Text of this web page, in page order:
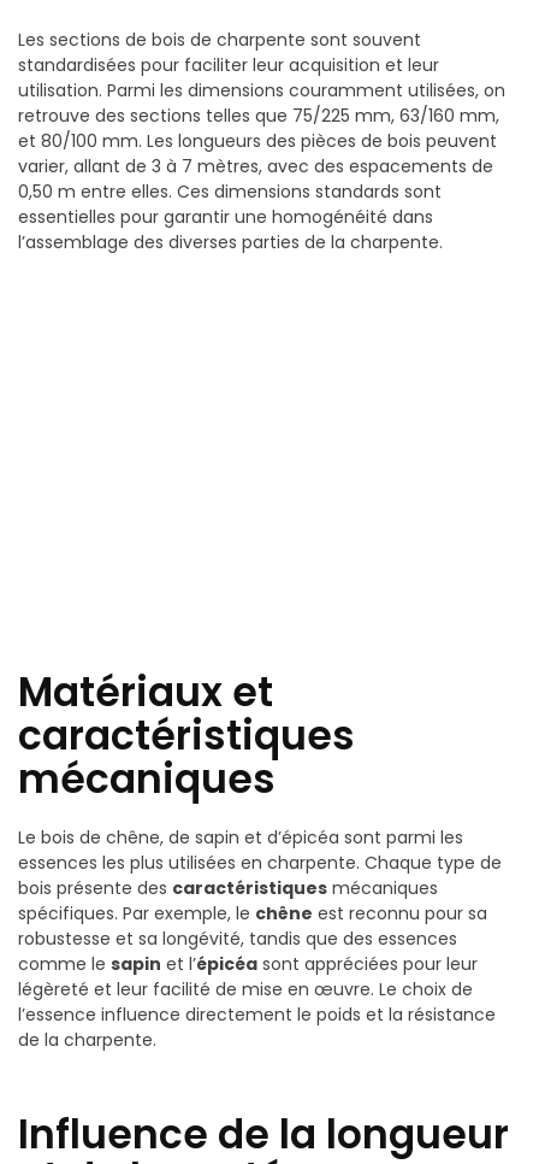
Les sections de bois de charpente sont souvent
standardisées pour faciliter leur acquisition et leur
utilisation. Parmi les dimensions couramment utilisées, on
retrouve des sections telles que 75/225 mm, 63/160 mm,
et 80/100 mm. Les longueurs des pièces de bois peuvent
varier, allant de 3 à 7 mètres, avec des espacements de
0,50 m entre elles. Ces dimensions standards sont
essentielles pour garantir une homogénéité dans
l’assemblage des diverses parties de la charpente.
Matériaux et
caractéristiques
mécaniques
Le bois de chêne, de sapin et d’épicéa sont parmi les
essences les plus utilisées en charpente. Chaque type de
bois présente des caractéristiques mécaniques
spécifiques. Par exemple, le chêne est reconnu pour sa
robustesse et sa longévité, tandis que des essences
comme le sapin et l’épicéa sont appréciées pour leur
légèreté et leur facilité de mise en œuvre. Le choix de
l’essence influence directement le poids et la résistance
de la charpente.
Influence de la longueur